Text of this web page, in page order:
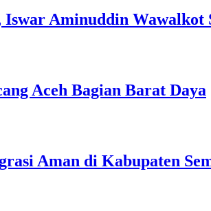
Aminuddin
Aceh Bagian Barat Daya
Aman di Kabupaten